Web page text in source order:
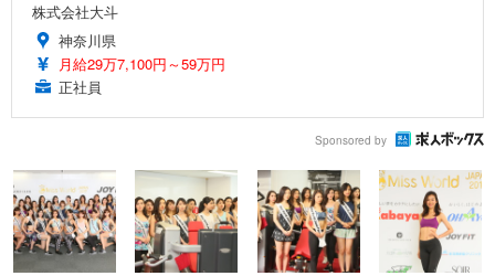
株式会社大斗
神奈川県
月給29万7,100円～59万円
正社員
Sponsored by